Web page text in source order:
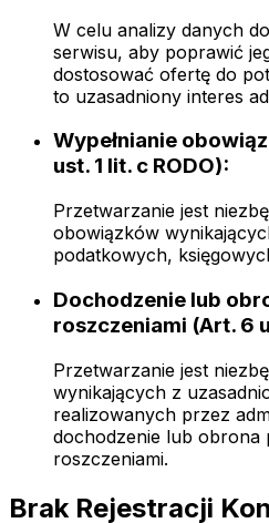
W celu analizy danych
serwisu, aby poprawić
dostosować ofertę do
to uzasadniony interes
Wypełnianie
ust. 1 lit. c RODO):
Przetwarzanie jest
obowiązków
podatkowych,
Dochodzenie lub
roszczeniami (Art. 6
Przetwarzanie jest
wynikających z
realizowanych przez
dochodzenie lub obrona
roszczeniami.
Brak Rejestracji